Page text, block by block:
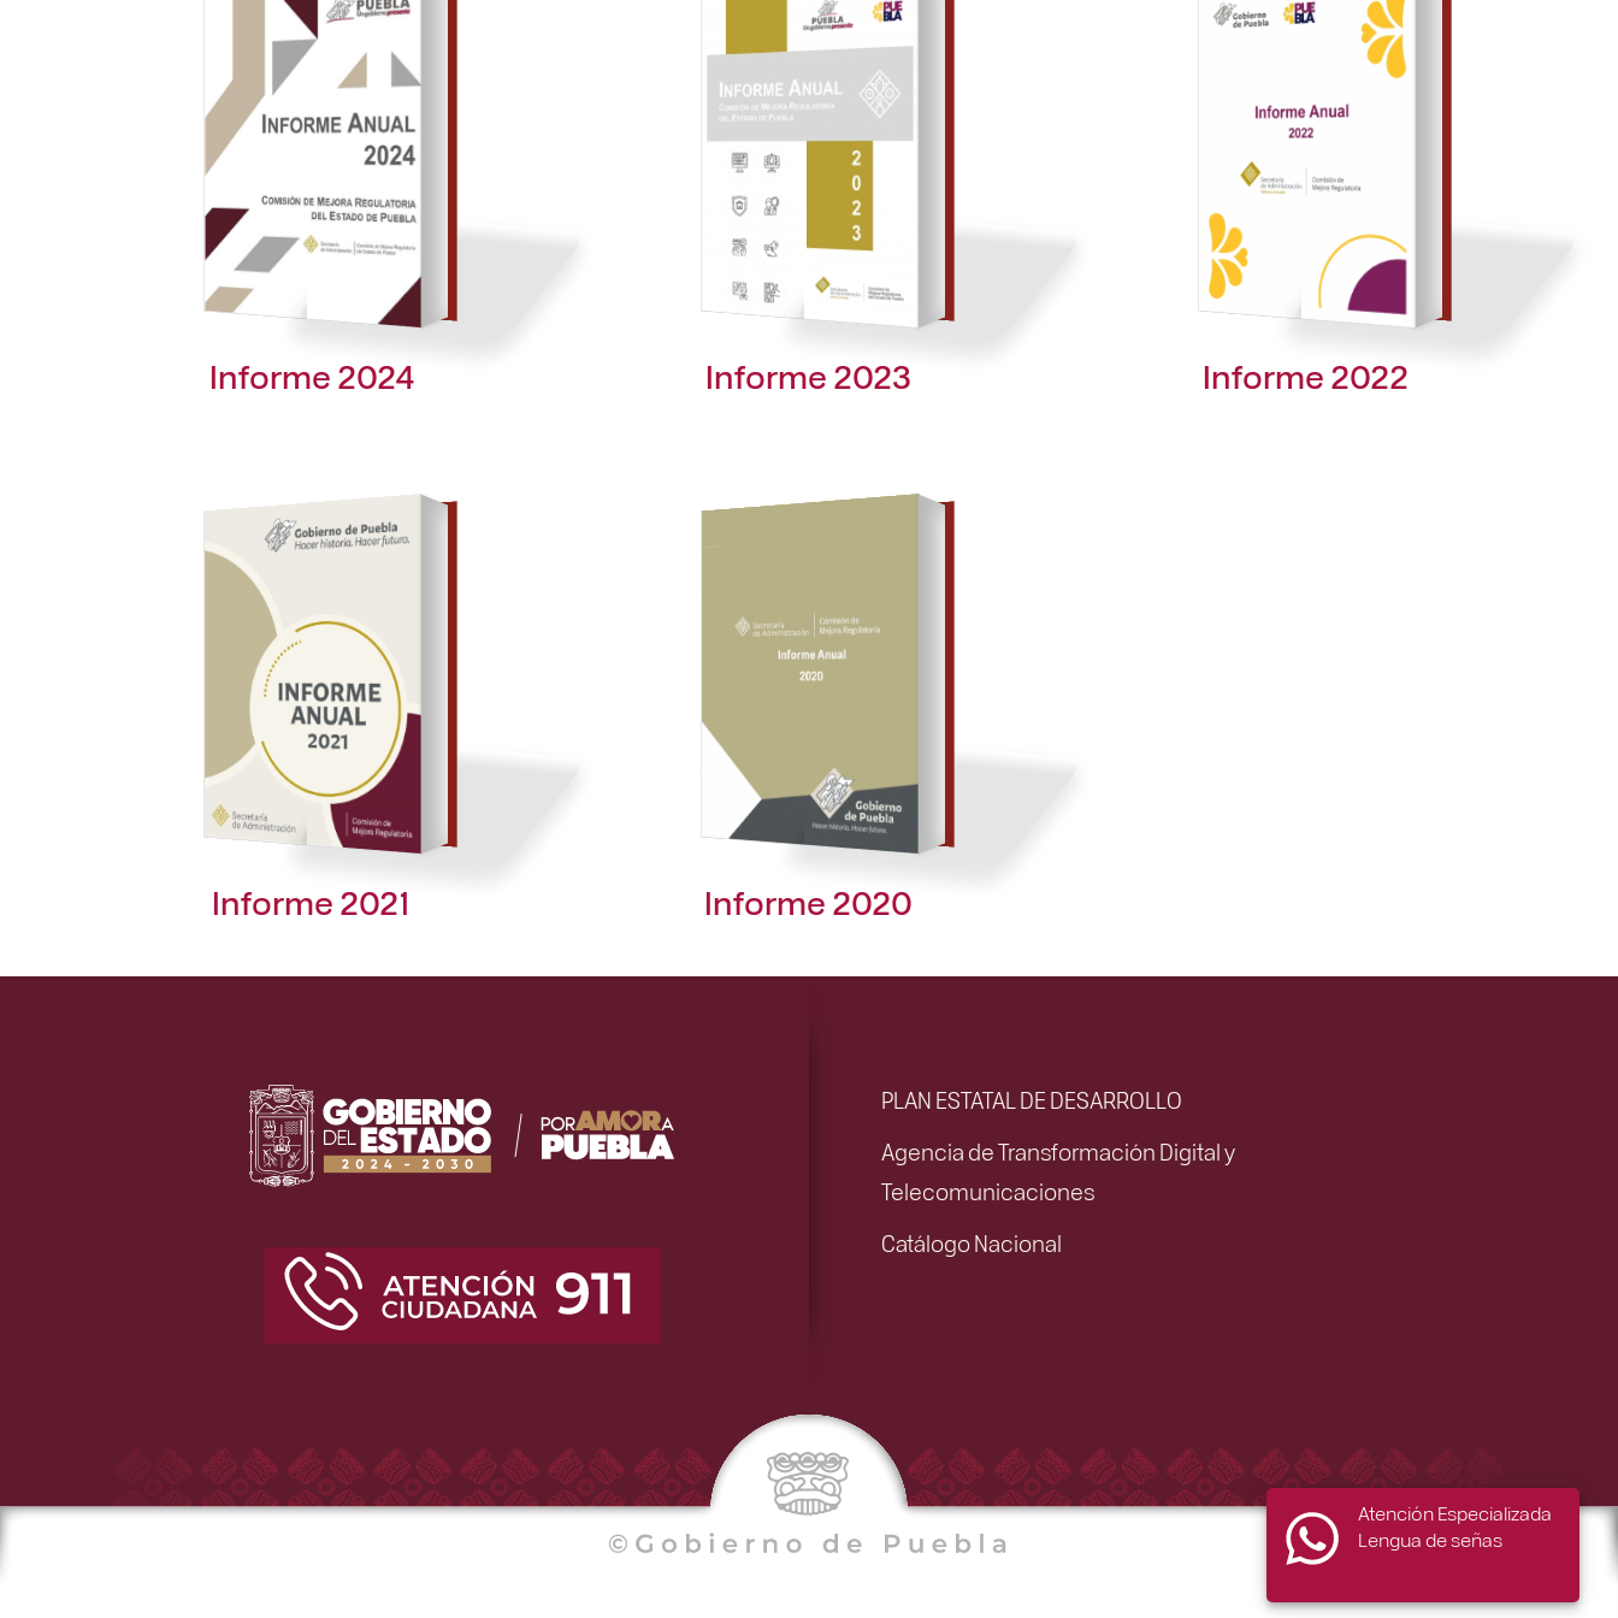
Informe 2024 Informe 2023 Informe 2022
Informe 2021 Informe 2020
PLAN ESTATAL DE DESARROLLO
Agencia de Transformación Digital y
Telecomunicaciones
Catálogo Nacional
Atención Especializada
Lengua de señas